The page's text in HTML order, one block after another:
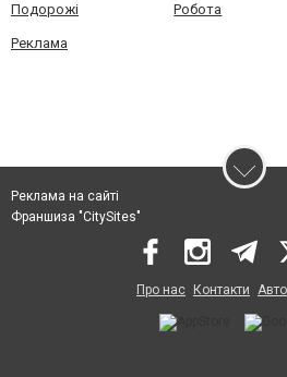
Подорожі Робота
Реклама
Реклама на сайті
Франшиза "CitySites"
Про нас Контакти